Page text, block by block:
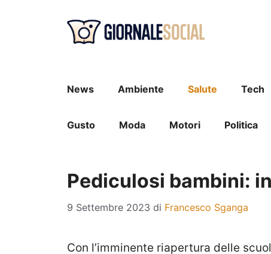
News Ambiente Salute Tech
Gusto Moda Motori Politica
Pediculosi bambini:
9 Settembre 2023 di Francesco Sganga
Con l’imminente riapertura delle